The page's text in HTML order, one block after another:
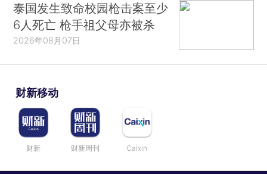
泰国发生致命校园枪击案至少
6人死亡 枪手祖父母亦被杀
2026年08月07日
财新移动
财新 财新周刊 Caixin